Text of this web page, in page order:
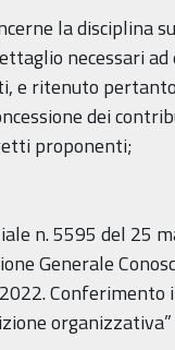
la disciplina
necessari
e ritenuto
dei
proponenti;
n. 5595 del 25
Generale
organizzativa”